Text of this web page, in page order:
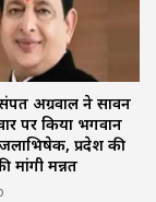
अग्रवाल ने सावन
पर किया भगवान
प्रदेश की
मांगी मन्नत